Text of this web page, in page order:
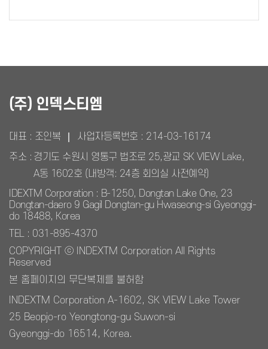
(주) 인덱스티엠
대표 : 조인복 사업자등록번호 : 214-03-16174
주소 : 경기도 수원시 영통구 법조로 25,광교 SK VIEW Lake,
A동 1602호 (내방객: 24층 회의실 사전예약)
IDEXTM Corporation : B-1250, Dongtan Lake One, 23
Dongtan-daero 9 Gagil Dongtan-gu Hwaseong-si Gyeonggi-
do 18488, Korea
TEL : 031-895-4370
COPYRIGHT ⓒ INDEXTM Corporation All Rights
Reserved
본 홈페이지의 무단복제를 불허함
INDEXTM Corporation A-1602, SK VIEW Lake Tower
25 Beopjo-ro Yeongtong-gu Suwon-si
Gyeonggi-do 16514, Korea.